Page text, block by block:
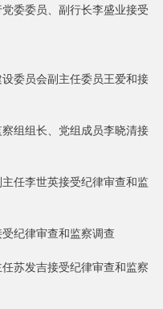
委委员、副行长李盛业接受
委员会副主任委员王爱和接
组组长、党组成员李晓清接
任李世英接受纪律审查和监
纪律审查和监察调查
苏发吉接受纪律审查和监察